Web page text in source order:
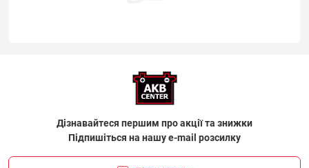
Дізнавайтеся першим про акції та знижки
Підпишіться на нашу e-mail розсилку